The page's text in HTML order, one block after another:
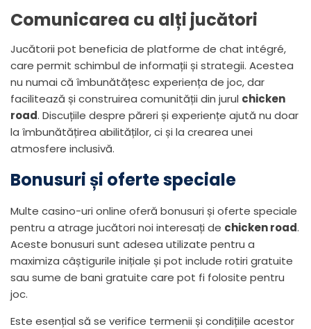
Comunicarea cu alți jucători
Jucătorii pot beneficia de platforme de chat intégré,
care permit schimbul de informații și strategii. Acestea
nu numai că îmbunătățesc experiența de joc, dar
facilitează și construirea comunității din jurul chicken
road. Discuțiile despre păreri și experiențe ajută nu doar
la îmbunătățirea abilităților, ci și la crearea unei
atmosfere inclusivă.
Bonusuri și oferte speciale
Multe casino-uri online oferă bonusuri și oferte speciale
pentru a atrage jucători noi interesați de chicken road.
Aceste bonusuri sunt adesea utilizate pentru a
maximiza câștigurile inițiale și pot include rotiri gratuite
sau sume de bani gratuite care pot fi folosite pentru
joc.
Este esențial să se verifice termenii și condițiile acestor